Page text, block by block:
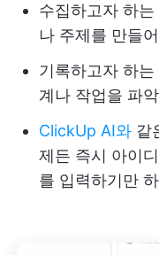
수집하고자 하
나 주제를 만들
기록하고자 하
계나 작업을 파
ClickUp AI와 같
제든 즉시 아이
를 입력하기만